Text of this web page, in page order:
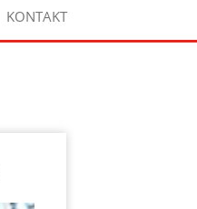
KONTAKT